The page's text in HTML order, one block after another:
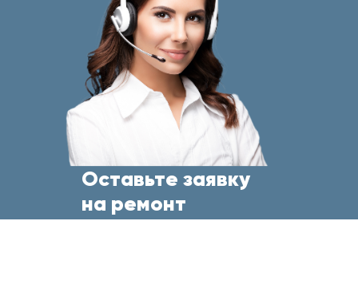
Оставьте заявку
на ремонт